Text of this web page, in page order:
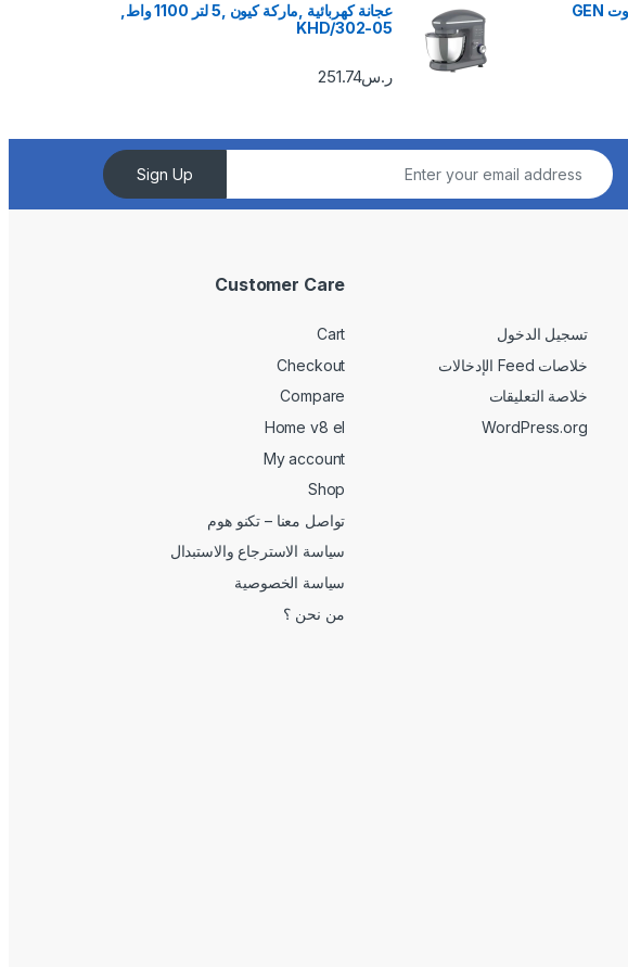
مكيف صحراوي هندي 50لتر بريموت GEN
عجانة كهربائية ,ماركة كيون ,5 لتر 1100 واط,
KHD/302-05
ر.س251.74
Sign Up
تسجيل الدخول
خلاصات Feed الإدخالات
خلاصة التعليقات
WordPress.org
Customer Care
Cart
Checkout
Compare
Home v8 el
My account
Shop
تواصل معنا – تكنو هوم
سياسة الاسترجاع والاستبدال
سياسة الخصوصية
من نحن ؟